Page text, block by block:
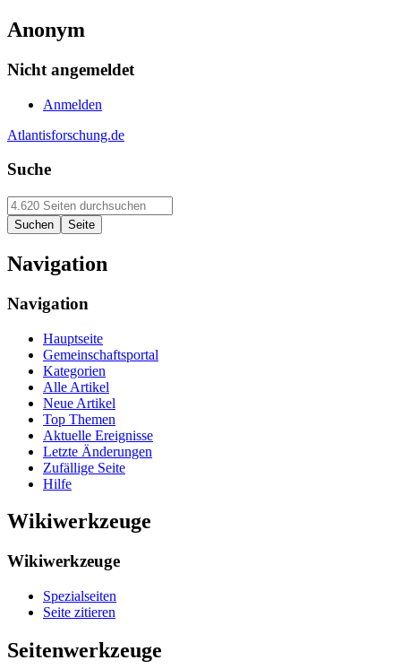
Anonym
Nicht angemeldet
Anmelden
Atlantisforschung.de
Suche
Navigation
Navigation
Hauptseite
Gemeinschaftsportal
Kategorien
Alle Artikel
Neue Artikel
Top Themen
Aktuelle Ereignisse
Letzte Änderungen
Zufällige Seite
Hilfe
Wikiwerkzeuge
Wikiwerkzeuge
Spezialseiten
Seite zitieren
Seitenwerkzeuge